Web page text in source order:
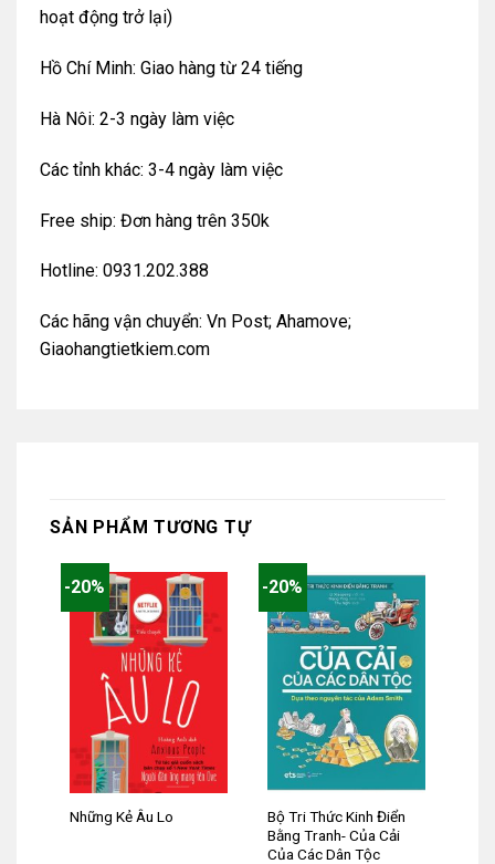
hoạt động trở lại)
Hồ Chí Minh: Giao hàng từ 24 tiếng
Hà Nôi: 2-3 ngày làm việc
Các tỉnh khác: 3-4 ngày làm việc
Free ship: Đơn hàng trên 350k
Hotline: 0931.202.388
Các hãng vận chuyển: Vn Post; Ahamove;
Giaohangtietkiem.com
SẢN PHẨM TƯƠNG TỰ
-20%
Những Kẻ Âu Lo
-20%
Bộ Tri Thức Kinh Điển
Bằng Tranh- Của Cải
Của Các Dân Tộc